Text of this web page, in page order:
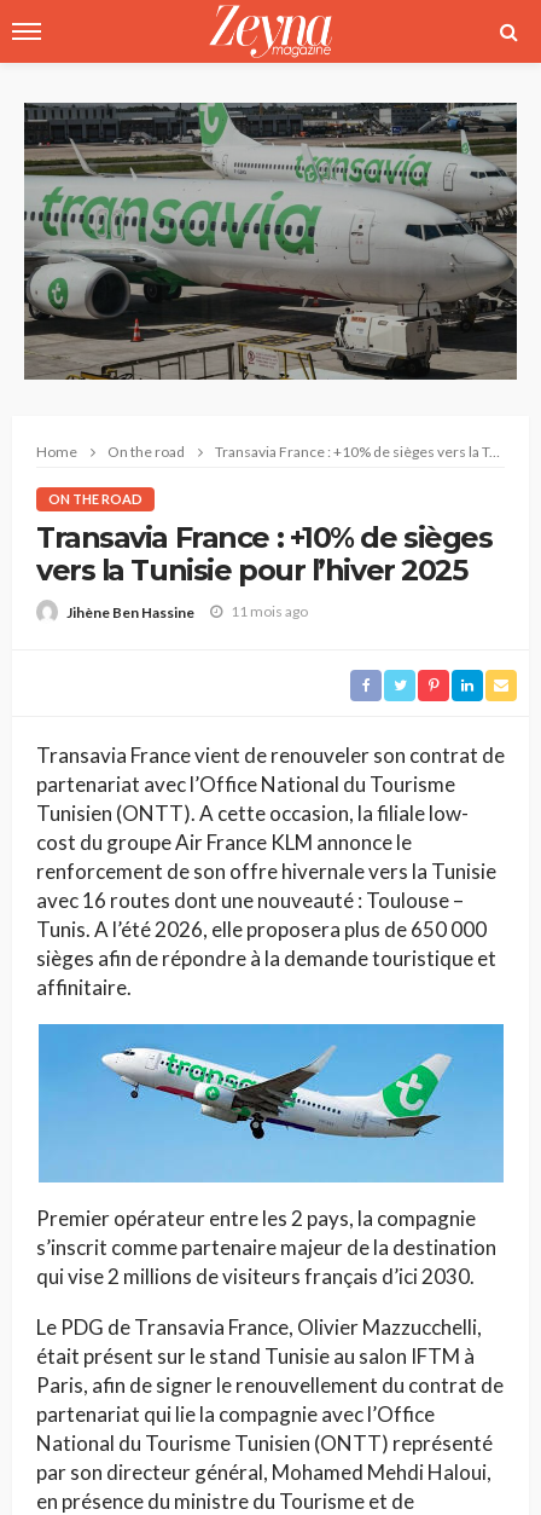
Home On the road Transavia France : +10% de sièges vers la Tunisie pour l’hiver 2025
ON THE ROAD
Transavia France : +10% de sièges
vers la Tunisie pour l’hiver 2025
Jihène Ben Hassine 11 mois ago
Transavia France vient de renouveler son contrat de
partenariat avec l’Office National du Tourisme
Tunisien (ONTT). A cette occasion, la filiale low-
cost du groupe Air France KLM annonce le
renforcement de son offre hivernale vers la Tunisie
avec 16 routes dont une nouveauté : Toulouse –
Tunis. A l’été 2026, elle proposera plus de 650 000
sièges afin de répondre à la demande touristique et
affinitaire.
Premier opérateur entre les 2 pays, la compagnie
s’inscrit comme partenaire majeur de la destination
qui vise 2 millions de visiteurs français d’ici 2030.
Le PDG de Transavia France, Olivier Mazzucchelli,
était présent sur le stand Tunisie au salon IFTM à
Paris, afin de signer le renouvellement du contrat de
partenariat qui lie la compagnie avec l’Office
National du Tourisme Tunisien (ONTT) représenté
par son directeur général, Mohamed Mehdi Haloui,
en présence du ministre du Tourisme et de